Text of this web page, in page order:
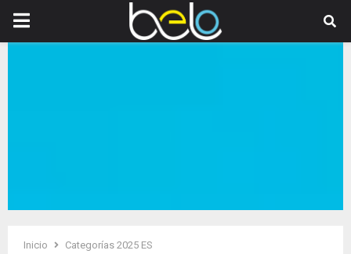
PRIMARY
Inicio
Categorías 2025 ES